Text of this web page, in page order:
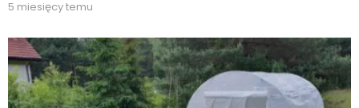
5 miesięcy temu